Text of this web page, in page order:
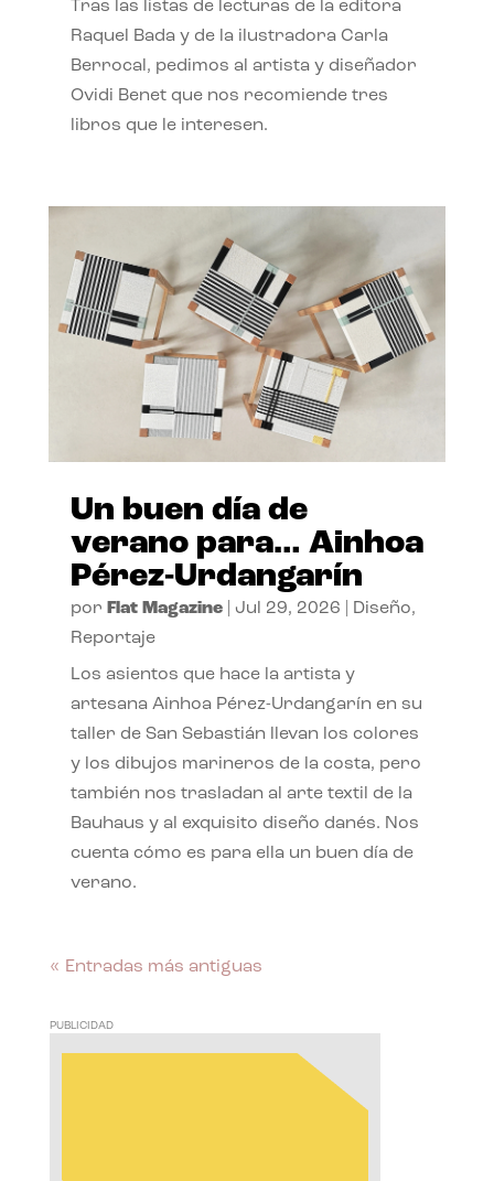
Tras las listas de lecturas de la editora
Raquel Bada y de la ilustradora Carla
Berrocal, pedimos al artista y diseñador
Ovidi Benet que nos recomiende tres
libros que le interesen.
Un buen día de
verano para… Ainhoa
Pérez-Urdangarín
por Flat Magazine| Jul 29, 2026 Diseño,
Reportaje
Los asientos que hace la artista y
artesana Ainhoa Pérez-Urdangarín en su
taller de San Sebastián llevan los colores
y los dibujos marineros de la costa, pero
también nos trasladan al arte textil de la
Bauhaus y al exquisito diseño danés. Nos
cuenta cómo es para ella un buen día de
verano.
« Entradas más antiguas
PUBLICIDAD